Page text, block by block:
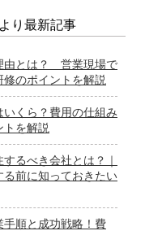
り最新記事
由とは？ 営業現場で
のポイントを解説
くら？費用の仕組み
トを解説
るべき会社とは？｜
前に知っておきたい
順と成功戦略！費